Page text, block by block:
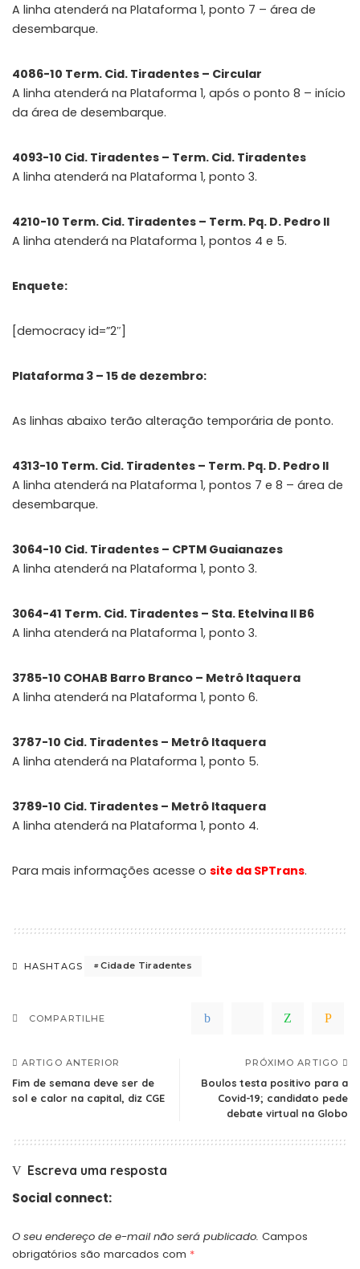
A linha atenderá na Plataforma 1, ponto 7 – área de
desembarque.
4086-10 Term. Cid. Tiradentes – Circular
A linha atenderá na Plataforma 1, após o ponto 8 – início
da área de desembarque.
4093-10 Cid. Tiradentes – Term. Cid. Tiradentes
A linha atenderá na Plataforma 1, ponto 3.
4210-10 Term. Cid. Tiradentes – Term. Pq. D. Pedro II
A linha atenderá na Plataforma 1, pontos 4 e 5.
Enquete:
[democracy id=”2″]
Plataforma 3 – 15 de dezembro:
As linhas abaixo terão alteração temporária de ponto.
4313-10 Term. Cid. Tiradentes – Term. Pq. D. Pedro II
A linha atenderá na Plataforma 1, pontos 7 e 8 – área de
desembarque.
3064-10 Cid. Tiradentes – CPTM Guaianazes
A linha atenderá na Plataforma 1, ponto 3.
3064-41 Term. Cid. Tiradentes – Sta. Etelvina II B6
A linha atenderá na Plataforma 1, ponto 3.
3785-10 COHAB Barro Branco – Metrô Itaquera
A linha atenderá na Plataforma 1, ponto 6.
3787-10 Cid. Tiradentes – Metrô Itaquera
A linha atenderá na Plataforma 1, ponto 5.
3789-10 Cid. Tiradentes – Metrô Itaquera
A linha atenderá na Plataforma 1, ponto 4.
Para mais informações acesse o site da SPTrans.
HASHTAGS Cidade Tiradentes
COMPARTILHE
ARTIGO ANTERIOR
Fim de semana deve ser de
sol e calor na capital, diz CGE
PRÓXIMO ARTIGO
Boulos testa positivo para a
Covid-19; candidato pede
debate virtual na Globo
Escreva uma resposta
Social connect:
O seu endereço de e-mail não será publicado. Campos
obrigatórios são marcados com *